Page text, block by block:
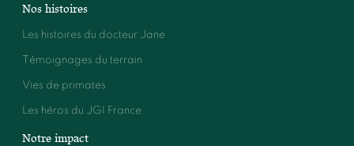
Nos histoires
Les histoires du docteur Jane
Témoignages du terrain
Vies de primates
Les héros du JGI France
Notre impact